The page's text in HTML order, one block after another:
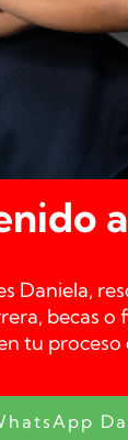
Daniela,
becas o
tu proceso